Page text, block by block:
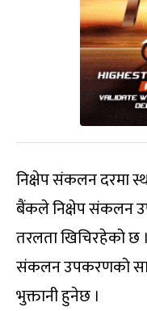
निक्षेप संकलन दरमा
बैंकले निक्षेप संकलन
तरलता खिचिरहेको छ
संकलन उपकरणको
भुक्तानी हुनेछ ।